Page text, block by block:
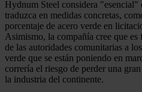
Hydnum Steel considera "esencial"
traduzca en medidas concretas,
porcentaje de acero verde en
Asimismo, la compañía cree que
de las autoridades comunitarias a
verde que se están poniendo en
correría el riesgo de perder una
la industria del continente.